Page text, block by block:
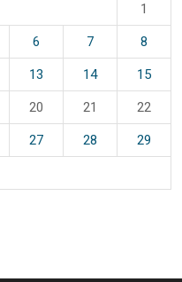
1
6 7 8
13 14 15
20 21 22
27 28 29